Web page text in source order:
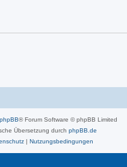
phpBB® Forum Software © phpBB Limited
Übersetzung durch phpBB.de
| Nutzungsbedingungen